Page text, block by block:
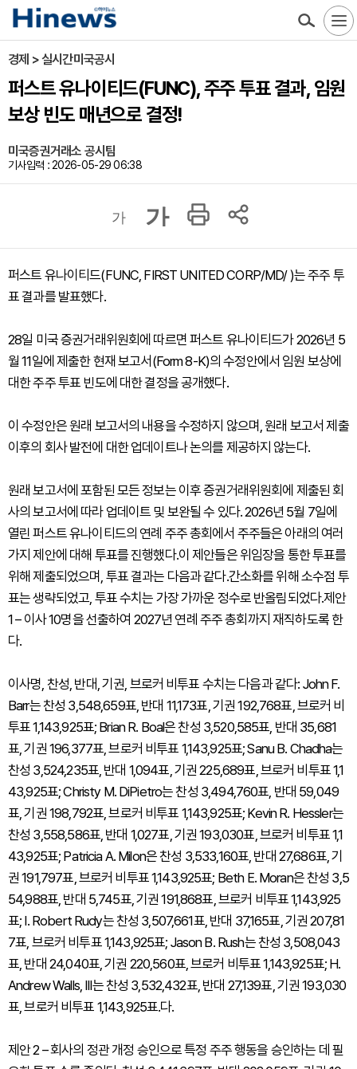
경제 > 실시간미국공시
퍼스트 유나이티드(FUNC), 주주 투표 결과, 임원
보상 빈도 매년으로 결정!
미국증권거래소 공시팀
기사입력 : 2026-05-29 06:38
가 가
퍼스트 유나이티드(FUNC, FIRST UNITED CORP/MD/ )는 주주 투
표 결과를 발표했다.
28일 미국 증권거래위원회에 따르면 퍼스트 유나이티드가 2026년 5
월 11일에 제출한 현재 보고서(Form 8-K)의 수정안에서 임원 보상에
대한 주주 투표 빈도에 대한 결정을 공개했다.
이 수정안은 원래 보고서의 내용을 수정하지 않으며, 원래 보고서 제출
이후의 회사 발전에 대한 업데이트나 논의를 제공하지 않는다.
원래 보고서에 포함된 모든 정보는 이후 증권거래위원회에 제출된 회
사의 보고서에 따라 업데이트 및 보완될 수 있다. 2026년 5월 7일에
열린 퍼스트 유나이티드의 연례 주주 총회에서 주주들은 아래의 여러
가지 제안에 대해 투표를 진행했다.이 제안들은 위임장을 통한 투표를
위해 제출되었으며, 투표 결과는 다음과 같다.간소화를 위해 소수점 투
표는 생략되었고, 투표 수치는 가장 가까운 정수로 반올림되었다.제안
1 – 이사 10명을 선출하여 2027년 연례 주주 총회까지 재직하도록 한
다.
이사명, 찬성, 반대, 기권, 브로커 비투표 수치는 다음과 같다: John F.
Barr는 찬성 3,548,659표, 반대 11,173표, 기권 192,768표, 브로커 비
투표 1,143,925표; Brian R. Boal은 찬성 3,520,585표, 반대 35,681
표, 기권 196,377표, 브로커 비투표 1,143,925표; Sanu B. Chadha는
찬성 3,524,235표, 반대 1,094표, 기권 225,689표, 브로커 비투표 1,1
43,925표; Christy M. DiPietro는 찬성 3,494,760표, 반대 59,049
표, 기권 198,792표, 브로커 비투표 1,143,925표; Kevin R. Hessler는
찬성 3,558,586표, 반대 1,027표, 기권 193,030표, 브로커 비투표 1,1
43,925표; Patricia A. Milon은 찬성 3,533,160표, 반대 27,686표, 기
권 191,797표, 브로커 비투표 1,143,925표; Beth E. Moran은 찬성 3,5
54,988표, 반대 5,745표, 기권 191,868표, 브로커 비투표 1,143,925
표; I. Robert Rudy는 찬성 3,507,661표, 반대 37,165표, 기권 207,81
7표, 브로커 비투표 1,143,925표; Jason B. Rush는 찬성 3,508,043
표, 반대 24,040표, 기권 220,560표, 브로커 비투표 1,143,925표; H.
Andrew Walls, III는 찬성 3,532,432표, 반대 27,139표, 기권 193,030
표, 브로커 비투표 1,143,925표.다.
제안 2 – 회사의 정관 개정 승인으로 특정 주주 행동을 승인하는 데 필